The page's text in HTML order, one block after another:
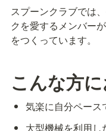
スプーンクラブでは
クを愛するメンバー
をつくっています。
こんな方
気楽に自分ペース
大型機械を利用し